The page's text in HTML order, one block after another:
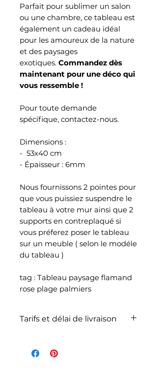
Parfait pour sublimer un salon
ou une chambre, ce tableau est
également un cadeau idéal
pour les amoureux de la nature
et des paysages
exotiques. Commandez dès
maintenant pour une déco qui
vous ressemble !
Pour toute demande
spécifique, contactez-nous.
Dimensions :
- 53x40 cm
- Épaisseur : 6mm
Nous fournissons 2 pointes pour
que vous puissiez suspendre le
tableau à votre mur ainsi que 2
supports en contreplaqué si
vous préferez poser le tableau
sur un meuble ( selon le modéle
du tableau )
tag : Tableau paysage flamand
rose plage palmiers
Tarifs et délai de livraison
comprise dans le prix de